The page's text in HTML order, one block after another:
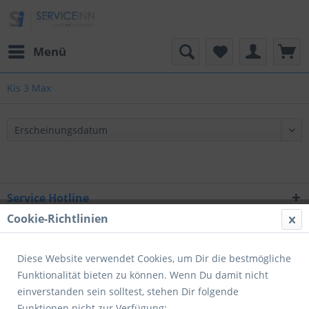
Menü
Kis 3 Max
Service Hotline
Shop Service
Informationen
Newsletter
Cookie-Richtlinien
Diese Website verwendet Cookies, um Dir die bestmögliche
Funktionalität bieten zu können. Wenn Du damit nicht
einverstanden sein solltest, stehen Dir folgende